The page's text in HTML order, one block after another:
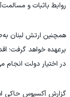
روابط باثبات و
همچنین ارتش لبنان
برعهده خواهد گرفت؛
در اختیار دولت انجام
گزارش آکسیوس حاکی